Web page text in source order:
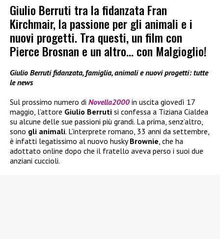
Giulio Berruti tra la fidanzata Fran
Kirchmair, la passione per gli animali e i
nuovi progetti. Tra questi, un film con
Pierce Brosnan e un altro… con Malgioglio!
Giulio Berruti fidanzata, famiglia, animali e nuovi progetti: tutte
le news
Sul prossimo numero di Novella2000 in uscita giovedì 17
maggio, l’attore Giulio Berruti si confessa a Tiziana Cialdea
su alcune delle sue passioni più grandi. La prima, senz’altro,
sono gli animali. L’interprete romano, 33 anni da settembre,
è infatti legatissimo al nuovo huskyBrownie , che ha
adottato online dopo che il fratello aveva perso i suoi due
anziani cuccioli.